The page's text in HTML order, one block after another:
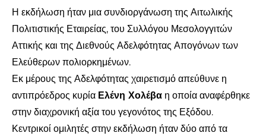
Η εκδήλωση ήταν μια συνδιοργάνωση της Αιτωλικής
Πολιτιστικής Εταιρείας, του Συλλόγου Μεσολογγιτών
Αττικής και της Διεθνούς Αδελφότητας Απογόνων των
Ελεύθερων πολιορκημένων.
Εκ μέρους της Αδελφότητας χαιρετισμό απεύθυνε η
αντιπρόεδρος κυρία Ελένη Χολέβα η οποία αναφέρθηκε
στην διαχρονική αξία του γεγονότος της Εξόδου.
Κεντρικοί ομιλητές στην εκδήλωση ήταν δύο από τα